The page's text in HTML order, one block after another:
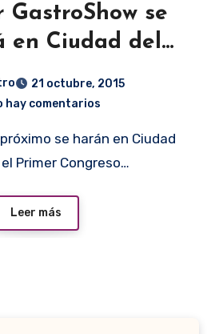
GastroShow se
en Ciudad del
21 octubre, 2015
hay comentarios
Primer Congreso…
Leer más